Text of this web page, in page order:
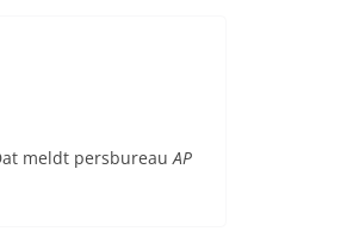
meldt persbureauAP